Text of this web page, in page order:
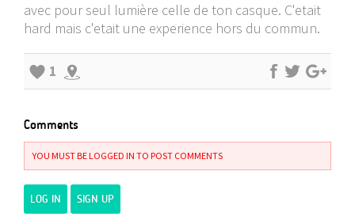
avec pour seul lumière celle de ton casque. C'etait
hard mais c'etait une experience hors du commun.
1
Comments
YOU MUST BE LOGGED IN TO POST COMMENTS
LOG IN SIGN UP